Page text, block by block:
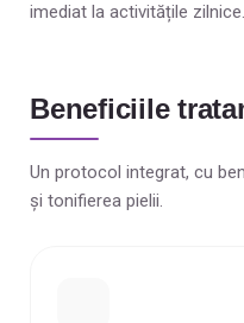
imediat la activitățile zilnice.
Beneficiile
Un protocol integrat, cu
și tonifierea pielii.